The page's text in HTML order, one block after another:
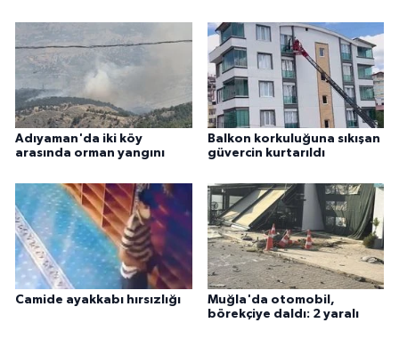
Adıyaman'da iki köy
arasında orman yangını
Balkon korkuluğuna sıkışan
güvercin kurtarıldı
Camide ayakkabı hırsızlığı
Muğla'da otomobil,
börekçiye daldı: 2 yaralı